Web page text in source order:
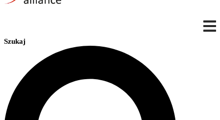
Szukaj